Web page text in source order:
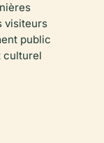
visiteurs
public
culturel